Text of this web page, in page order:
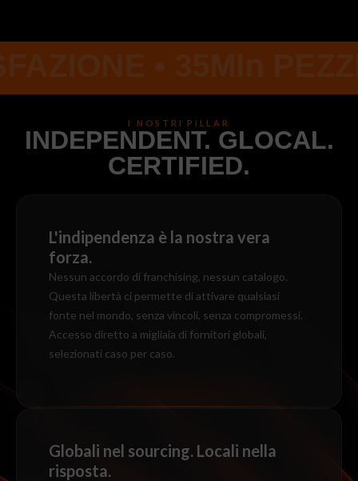
I NOSTRI PILLAR
INDEPENDENT. GLOCAL.
CERTIFIED.
L'indipendenza è la nostra vera
forza.
Nessun accordo di franchising, nessun catalogo.
Questa libertà ci permette di attivare qualsiasi
fonte nel mondo, senza vincoli, senza compromessi.
Accesso diretto a migliaia di fornitori globali,
selezionati caso per caso.
Globali nel sourcing. Locali nella
risposta.